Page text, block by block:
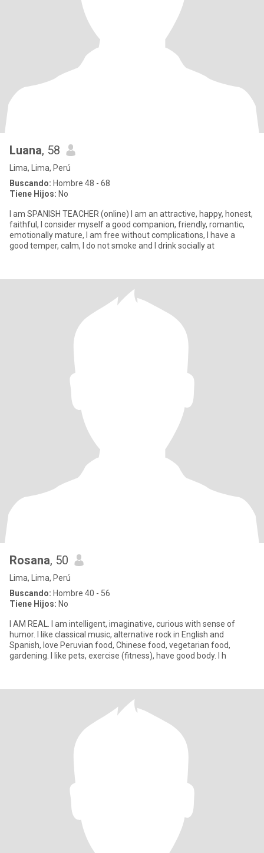
Luana, 58
Lima, Lima, Perú
Buscando: Hombre 48 - 68
Tiene Hijos: No
I am SPANISH TEACHER (online) I am an attractive, happy, honest,
faithful, I consider myself a good companion, friendly, romantic,
emotionally mature, I am free without complications, I have a
good temper, calm, I do not smoke and I drink socially at
Rosana, 50
Lima, Lima, Perú
Buscando: Hombre 40 - 56
Tiene Hijos: No
I AM REAL. I am intelligent, imaginative, curious with sense of
humor. I like classical music, alternative rock in English and
Spanish, love Peruvian food, Chinese food, vegetarian food,
gardening. I like pets, exercise (fitness), have good body. I h